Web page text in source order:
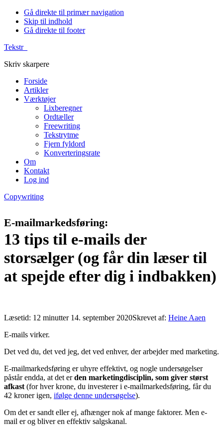
Gå direkte til primær navigation
Skip til indhold
Gå direkte til footer
Tekstr_
Skriv skarpere
Forside
Artikler
Værktøjer
Lixberegner
Ordtæller
Freewriting
Tekstrytme
Fjern fyldord
Konverteringsrate
Om
Kontakt
Log ind
Copywriting
E-mailmarkedsføring:
13 tips til e-mails der
storsælger (og får din læser til
at spejde efter dig i indbakken)
Læsetid: 12 minutter 14. september 2020Skrevet af: Heine Aaen
E-mails virker.
Det ved du, det ved jeg, det ved enhver, der arbejder med marketing.
E-mailmarkedsføring er uhyre effektivt, og nogle undersøgelser
påstår endda, at det erden marketingdisciplin, som giver størst
afkast (for hver krone, du investerer i e-mailmarkedsføring, får du
42 kroner igen, ifølge denne undersøgelse).
Om det er sandt eller ej, afhænger nok af mange faktorer. Men e-
mail er og bliver en effektiv salgskanal.